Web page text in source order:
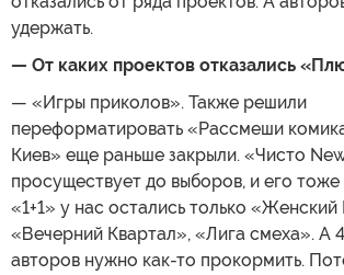
удержать.
— От каких проектов отказались
— «Игры приколов». Также решили
переформатировать «Рассмеши
Киев» еще раньше закрыли. «Чисто
просуществует до выборов, и его
«1+1» у нас остались только «Женский
«Вечерний Квартал», «Лига смеха». А
авторов нужно как-то прокормить.